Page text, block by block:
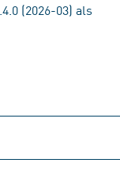
(2026-03) als